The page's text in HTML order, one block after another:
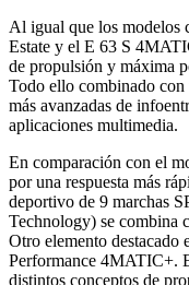
Al igual que los modelos
Estate y el E 63 S
de propulsión y máxima
Todo ello combinado
más avanzadas de
aplicaciones multimedia.
En comparación con el
por una respuesta más
deportivo de 9 marchas
Technology) se combina
Otro elemento
Performance 4MATIC+.
distintos conceptos de